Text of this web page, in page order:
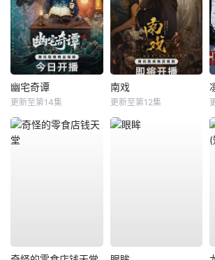
幽宅奇谭
更新至第14集
南戏
更新至第12集